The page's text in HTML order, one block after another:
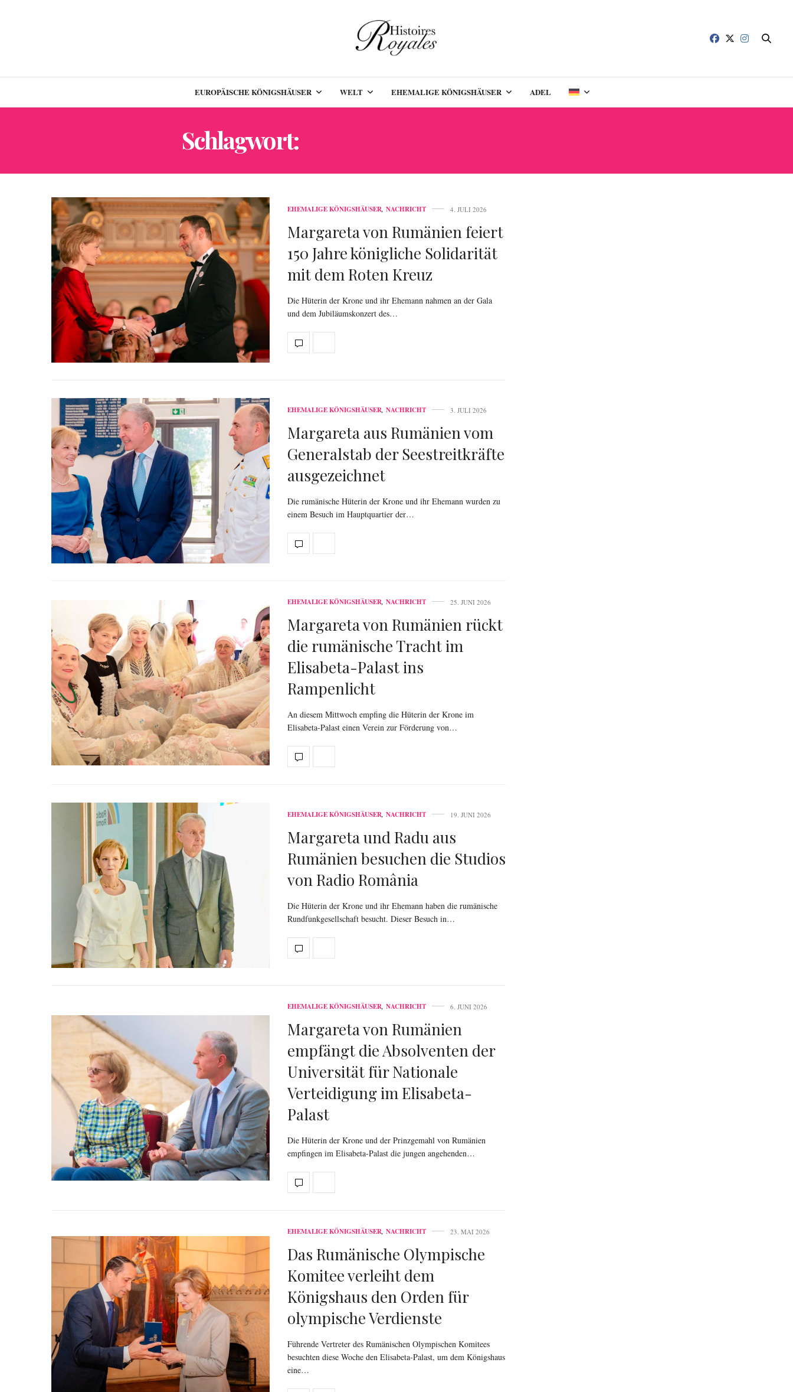
EUROPÄISCHE KÖNIGSHÄUSER WELT EHEMALIGE KÖNIGSHÄUSER ADEL
Schlagwort:
EHEMALIGE KÖNIGSHÄUSER, NACHRICHT 4. JULI 2026
Margareta von Rumänien feiert
150 Jahre königliche Solidarität
mit dem Roten Kreuz
Die Hüterin der Krone und ihr Ehemann nahmen an der Gala
und dem Jubiläumskonzert des…
EHEMALIGE KÖNIGSHÄUSER, NACHRICHT 3. JULI 2026
Margareta aus Rumänien vom
Generalstab der Seestreitkräfte
ausgezeichnet
Die rumänische Hüterin der Krone und ihr Ehemann wurden zu
einem Besuch im Hauptquartier der…
EHEMALIGE KÖNIGSHÄUSER, NACHRICHT 25. JUNI 2026
Margareta von Rumänien rückt
die rumänische Tracht im
Elisabeta-Palast ins
Rampenlicht
An diesem Mittwoch empfing die Hüterin der Krone im
Elisabeta-Palast einen Verein zur Förderung von…
EHEMALIGE KÖNIGSHÄUSER, NACHRICHT 19. JUNI 2026
Margareta und Radu aus
Rumänien besuchen die Studios
von Radio România
Die Hüterin der Krone und ihr Ehemann haben die rumänische
Rundfunkgesellschaft besucht. Dieser Besuch in…
EHEMALIGE KÖNIGSHÄUSER, NACHRICHT 6. JUNI 2026
Margareta von Rumänien
empfängt die Absolventen der
Universität für Nationale
Verteidigung im Elisabeta-
Palast
Die Hüterin der Krone und der Prinzgemahl von Rumänien
empfingen im Elisabeta-Palast die jungen angehenden…
EHEMALIGE KÖNIGSHÄUSER, NACHRICHT 23. MAI 2026
Das Rumänische Olympische
Komitee verleiht dem
Königshaus den Orden für
olympische Verdienste
Führende Vertreter des Rumänischen Olympischen Komitees
besuchten diese Woche den Elisabeta-Palast, um dem Königshaus
eine…